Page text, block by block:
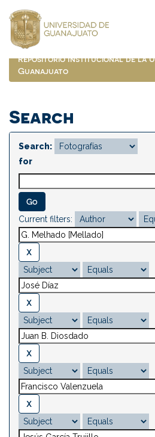
navigation
Repositorio Institucional de la
Guanajuato
Search
Search:
for
Current filters: